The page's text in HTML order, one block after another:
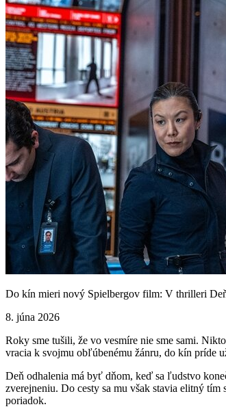
Do kín mieri nový Spielbergov film: V thrilleri
8. júna 2026
Roky sme tušili, že vo vesmíre nie sme sami.
vracia k svojmu obľúbenému žánru, do kín príde
Deň odhalenia má byť dňom, keď sa ľudstvo
zverejneniu. Do cesty sa mu však stavia elitný
poriadok.